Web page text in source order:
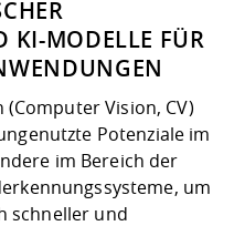
KI-MODELLE FÜR
Vision, CV)
Potenziale im
im Bereich der
um
schneller und